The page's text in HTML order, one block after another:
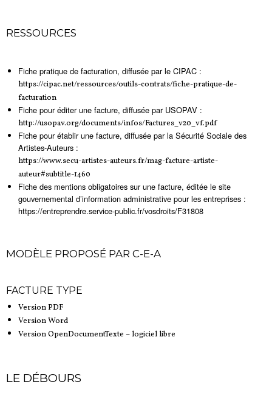
RESSOURCES
Fiche pratique de facturation, diffusée par le CIPAC :
https://cipac.net/ressources/outils-contrats/fiche-pratique-de-
facturation
Fiche pour éditer une facture, diffusée par USOPAV :
http://usopav.org/documents/infos/Factures_v20_vf.pdf
Fiche pour établir une facture, diffusée par la Sécurité Sociale des
Artistes-Auteurs :
https://www.secu-artistes-auteurs.fr/mag-facture-artiste-
auteur#subtitle-1460
Fiche des mentions obligatoires sur une facture, éditée le site
gouvernemental d’information administrative pour les entreprises :
https://entreprendre.service-public.fr/vosdroits/F31808
MODÈLE PROPOSÉ PAR C-E-A
FACTURE TYPE
Version PDF
Version Word
Version OpenDocumentTexte – logiciel libre
LE DÉBOURS